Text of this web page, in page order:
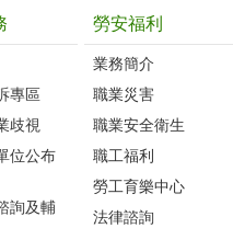
專區
歧視
位公布
詢及輔
勞安福利
業務簡介
職業災害
職業安全衛生
職工福利
勞工育樂中心
法律諮詢